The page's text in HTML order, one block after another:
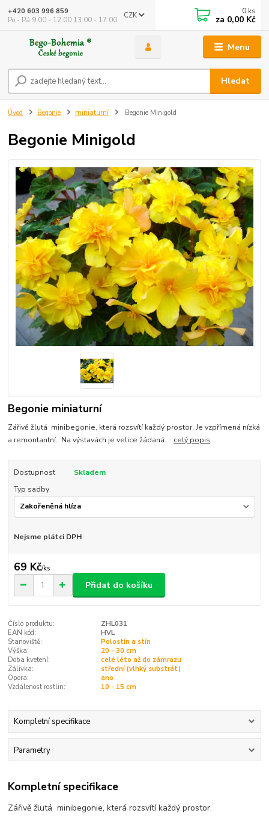
Menu
CZK
Hledat
+420 603 996 859
Po - Pá 9:00 - 12:00 13:00 - 17:00
0 ks
za 0,00 Kč
Úvod Begonie miniaturní Begonie Minigold
Begonie Minigold
Begonie miniaturní
Zářivě žlutá minibegonie, která rozsvítí každý prostor. Je vzpřímená nízká
a remontantní. Na výstavách je velice žádaná. celý popis
Dostupnost
Skladem
Typ sadby
Nejsme plátci DPH
69 Kč/ks
Přidat do košíku
Číslo produktu:
ZHL031
EAN kód:
HVL
Stanoviště:
Polostín a stín
Výška:
20 - 30 cm
Doba kvetení:
celé léto až do zámrazu
Zálivka:
střední (vlhký substrát)
Opora:
ano
Vzdálenost rostlin:
10 - 15 cm
Kompletní specifikace
Parametry
Kompletní specifikace
Zářivě žlutá minibegonie, která rozsvítí každý prostor.